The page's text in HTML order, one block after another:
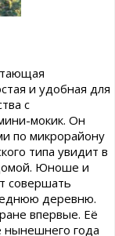
и удобная для
с
мокик. Он
по микрорайону
типа увидит в
Юноше и
совершать
деревню.
впервые. Её
нынешнего года